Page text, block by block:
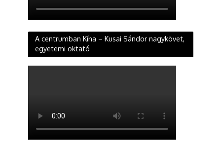
A centrumban Kína – Kusai Sándor nagykövet,
egyetemi oktató